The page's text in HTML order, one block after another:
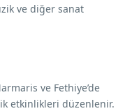
ve diğer sanat
ve Fethiye’de
etkinlikleri düzenlenir.